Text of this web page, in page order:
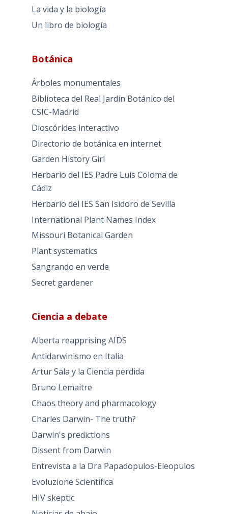
La vida y la biología
Un libro de biología
Botánica
Árboles monumentales
Biblioteca del Real Jardín Botánico del
CSIC-Madrid
Dioscórides interactivo
Directorio de botánica en internet
Garden History Girl
Herbario del IES Padre Luis Coloma de
Cádiz
Herbario del IES San Isidoro de Sevilla
International Plant Names Index
Missouri Botanical Garden
Plant systematics
Sangrando en verde
Secret gardener
Ciencia a debate
Alberta reapprising AIDS
Antidarwinismo en Italia
Artur Sala y la Ciencia perdida
Bruno Lemaitre
Chaos theory and pharmacology
Charles Darwin- The truth?
Darwin's predictions
Dissent from Darwin
Entrevista a la Dra Papadopulos-Eleopulos
Evoluzione Scientifica
HIV skeptic